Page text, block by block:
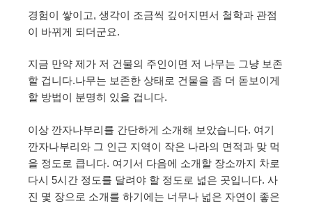
경험이 쌓이고, 생각이 조금씩 깊어지면서 철학과 관점
이 바뀌게 되더군요.
지금 만약 제가 저 건물의 주인이면 저 나무는 그냥 보존
할 겁니다.나무는 보존한 상태로 건물을 좀 더 돋보이게
할 방법이 분명히 있을 겁니다.
이상 깐자나부리를 간단하게 소개해 보았습니다. 여기
깐자나부리와 그 인근 지역이 작은 나라의 면적과 맞 먹
을 정도로 큽니다. 여기서 다음에 소개할 장소까지 차로
다시 5시간 정도를 달려야 할 정도로 넓은 곳입니다. 사
진 몇 장으로 소개를 하기에는 너무나 넓은 자연이 좋은